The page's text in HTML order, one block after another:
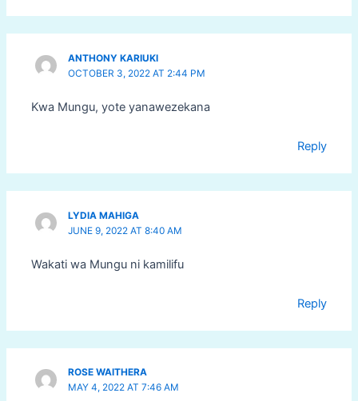
ANTHONY KARIUKI
OCTOBER 3, 2022 AT 2:44 PM
Kwa Mungu, yote yanawezekana
Reply
LYDIA MAHIGA
JUNE 9, 2022 AT 8:40 AM
Wakati wa Mungu ni kamilifu
Reply
ROSE WAITHERA
MAY 4, 2022 AT 7:46 AM